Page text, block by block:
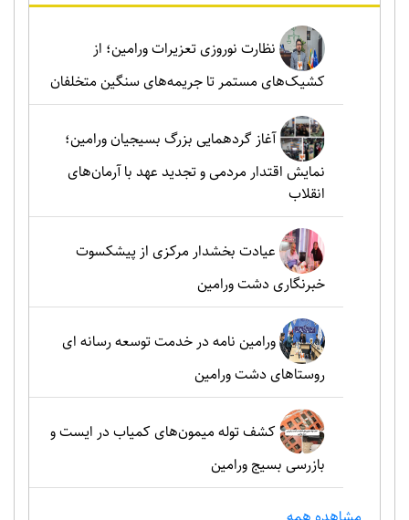
نظارت نوروزی تعزیرات ورامین؛ از
کشیک‌های مستمر تا جریمه‌های سنگین متخلفان
آغاز گردهمایی بزرگ بسیجیان ورامین؛
نمایش اقتدار مردمی و تجدید عهد با آرمان‌های
انقلاب
عیادت بخشدار مرکزی از پیشکسوت
خبرنگاری دشت ورامین
ورامین نامه در خدمت توسعه رسانه ای
روستاهای دشت ورامین
کشف توله میمون‌های کمیاب در ایست و
بازرسی بسیج ورامین